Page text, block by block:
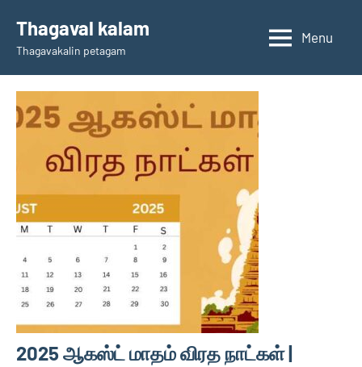
content
Thagaval kalam
Thagavakalin petagam
Menu
2025 ஆகஸ்ட் மாதம் விரத நாட்கள் |